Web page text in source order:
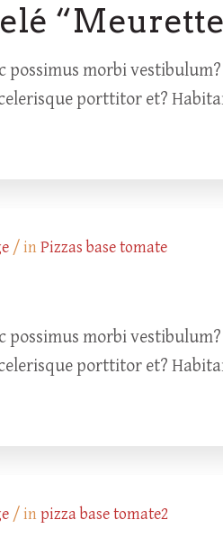
possimus morbi
porttitor et?
/ inPizzas base tomate
possimus morbi
porttitor et?
/ inpizza base tomate2